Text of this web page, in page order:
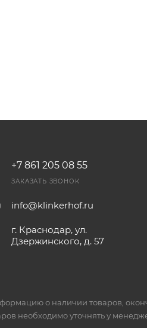
+7 861 205 08 55
ЗАКАЗАТЬ ЗВОНОК
info@klinkerhof.ru
г. Краснодар, ул.
Дзержинского, д. 57
о наличии товаров,
необходимо уточнять у